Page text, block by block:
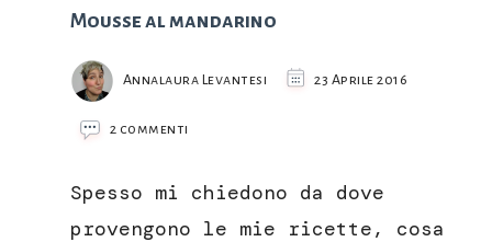
Mousse al mandarino
Annalaura Levantesi 23 Aprile 2016
2 commenti
mandarino
Spesso mi chiedono da dove
provengono le mie ricette, cosa